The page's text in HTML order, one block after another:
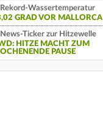
Rekord-Wassertemperatur
GRAD VOR MALLORCA
News-Ticker zur Hitzewelle
HITZE MACHT ZUM
PAUSE